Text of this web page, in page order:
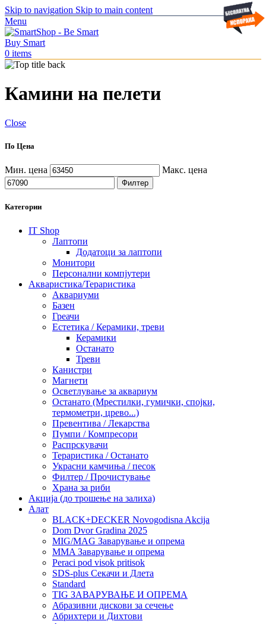
Skip to navigation Skip to main content
Menu
0 items
Камини на пелети
Close
По Цена
Мин. цена Макс. цена
Филтер
Категории
IT Shop
Лаптопи
Додатоци за лаптопи
Монитори
Персонални компјутери
Акваристика/Тераристика
Аквариуми
Базен
Греачи
Естетика / Керамики, треви
Керамики
Останато
Треви
Канистри
Магнети
Осветлување за аквариум
Останато (Мрестилки, гумички, спојки,
термометри, црево...)
Превентива / Лекарства
Пумпи / Компресори
Распрскувачи
Тераристика / Останато
Украсни камчиња / песок
Филтер / Прочистување
Храна за риби
Акција (до трошење на залиха)
Алат
BLACK+DECKER Novogodisna Akcija
Dom Dvor Gradina 2025
MIG/MAG Заварување и опрема
MMA Заварување и опрема
Peraci pod visok pritisok
SDS-plus Секачи и Длета
Standard
TIG ЗАВАРУВАЊЕ И ОПРЕМА
Абразивни дискови за сечење
Абрихтери и Дихтови